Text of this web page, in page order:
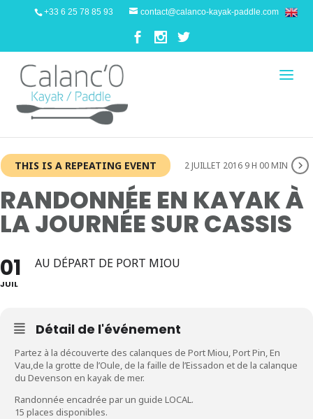
+33 6 25 78 85 93 contact@calanco-kayak-paddle.com
THIS IS A REPEATING EVENT 2 JUILLET 2016 9 H 00 MIN
RANDONNÉE EN KAYAK À
LA JOURNÉE SUR CASSIS
01
JUIL
AU DÉPART DE PORT MIOU
Détail de l'événement
Partez à la découverte des calanques de Port Miou, Port Pin, En
Vau,de la grotte de l’Oule, de la faille de l’Eissadon et de la calanque
du Devenson en kayak de mer.
Randonnée encadrée par un guide LOCAL.
15 places disponibles.